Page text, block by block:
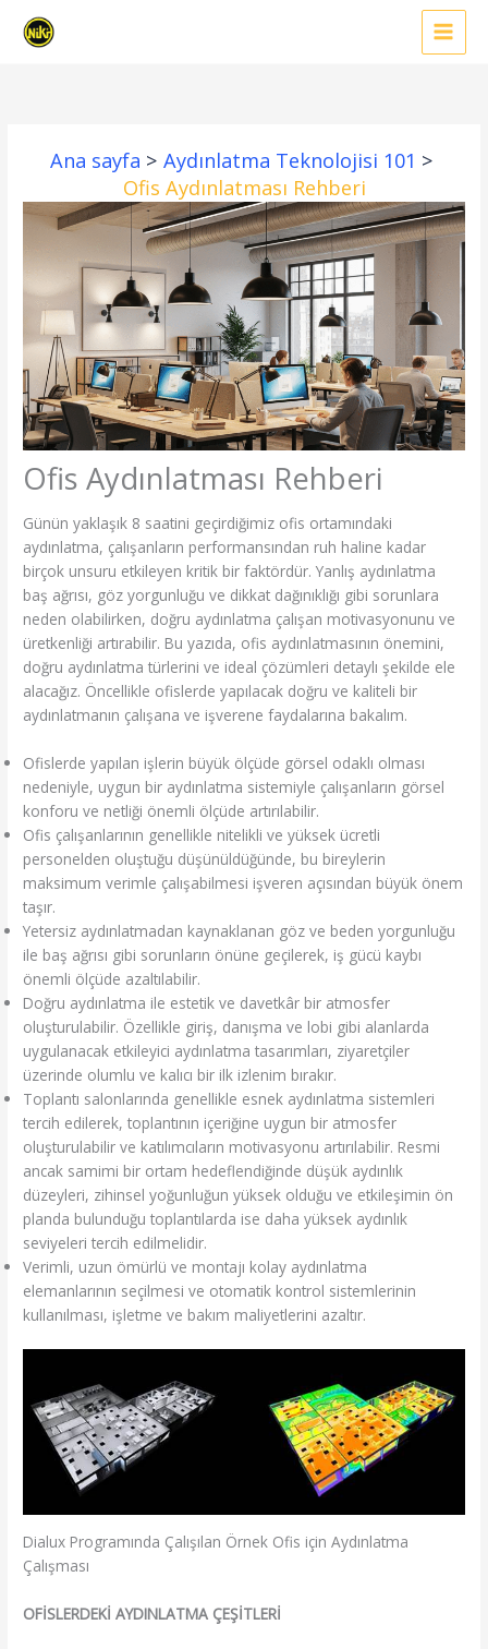
atla
Ana sayfa
Aydınlatma Teknolojisi 101
Ofis Aydınlatması Rehberi
Ofis Aydınlatması Rehberi
Günün yaklaşık 8 saatini geçirdiğimiz ofis ortamındaki
aydınlatma, çalışanların performansından ruh haline kadar
birçok unsuru etkileyen kritik bir faktördür. Yanlış aydınlatma
baş ağrısı, göz yorgunluğu ve dikkat dağınıklığı gibi sorunlara
neden olabilirken, doğru aydınlatma çalışan motivasyonunu ve
üretkenliği artırabilir. Bu yazıda, ofis aydınlatmasının önemini,
doğru aydınlatma türlerini ve ideal çözümleri detaylı şekilde ele
alacağız. Öncellikle ofislerde yapılacak doğru ve kaliteli bir
aydınlatmanın çalışana ve işverene faydalarına bakalım.
Ofislerde yapılan işlerin büyük ölçüde görsel odaklı olması
nedeniyle, uygun bir aydınlatma sistemiyle çalışanların görsel
konforu ve netliği önemli ölçüde artırılabilir.
Ofis çalışanlarının genellikle nitelikli ve yüksek ücretli
personelden oluştuğu düşünüldüğünde, bu bireylerin
maksimum verimle çalışabilmesi işveren açısından büyük önem
taşır.
Yetersiz aydınlatmadan kaynaklanan göz ve beden yorgunluğu
ile baş ağrısı gibi sorunların önüne geçilerek, iş gücü kaybı
önemli ölçüde azaltılabilir.
Doğru aydınlatma ile estetik ve davetkâr bir atmosfer
oluşturulabilir. Özellikle giriş, danışma ve lobi gibi alanlarda
uygulanacak etkileyici aydınlatma tasarımları, ziyaretçiler
üzerinde olumlu ve kalıcı bir ilk izlenim bırakır.
Toplantı salonlarında genellikle esnek aydınlatma sistemleri
tercih edilerek, toplantının içeriğine uygun bir atmosfer
oluşturulabilir ve katılımcıların motivasyonu artırılabilir. Resmi
ancak samimi bir ortam hedeflendiğinde düşük aydınlık
düzeyleri, zihinsel yoğunluğun yüksek olduğu ve etkileşimin ön
planda bulunduğu toplantılarda ise daha yüksek aydınlık
seviyeleri tercih edilmelidir.
Verimli, uzun ömürlü ve montajı kolay aydınlatma
elemanlarının seçilmesi ve otomatik kontrol sistemlerinin
kullanılması, işletme ve bakım maliyetlerini azaltır.
Dialux Programında Çalışılan Örnek Ofis için Aydınlatma
Çalışması
OFİSLERDEKİ AYDINLATMA ÇEŞİTLERİ